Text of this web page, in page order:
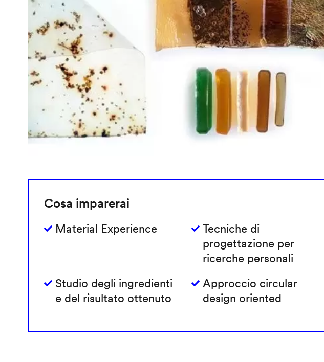
Cosa imparerai
Material Experience
Tecniche di
progettazione per
ricerche personali
Studio degli ingredienti
e del risultato ottenuto
Approccio circular
design oriented